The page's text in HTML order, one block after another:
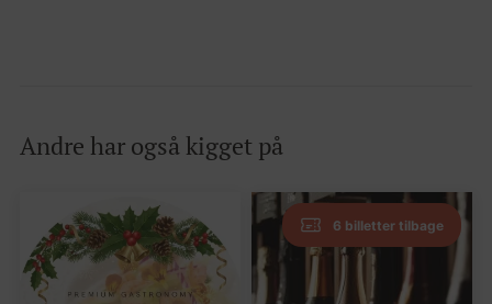
Andre har også kigget på
6 billetter tilbage